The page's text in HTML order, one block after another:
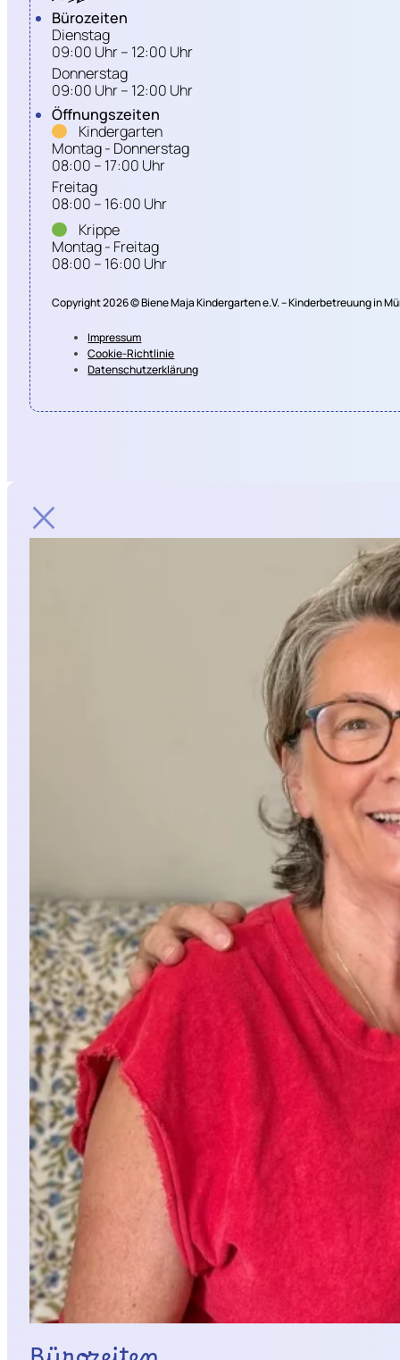
Bürozeiten
Dienstag
09:00 Uhr – 12:00 Uhr
Donnerstag
09:00 Uhr – 12:00 Uhr
Öffnungszeiten
Kindergarten
Montag - Donnerstag
08:00 – 17:00 Uhr
Freitag
08:00 – 16:00 Uhr
Krippe
Montag - Freitag
08:00 – 16:00 Uhr
Copyright 2026 © Biene Maja Kindergarten e.V. – Kinderbetreuung in
Impressum
Cookie-Richtlinie
Datenschutzerklärung